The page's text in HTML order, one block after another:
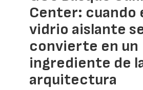
Center: cuando
vidrio aislante
convierte en un
ingrediente de
arquitectura